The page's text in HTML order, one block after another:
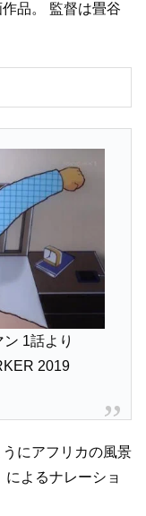
品。
監督は畳谷
1話より
2019
にアフリカの風景
よるナレーショ